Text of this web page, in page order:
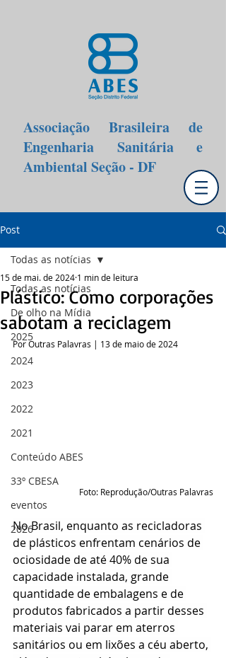
Associação Brasileira de
Engenharia Sanitária e
Ambiental Seção - DF
Post
Todas as notícias
De olho na Mídia
2025
2024
2023
2022
2021
Conteúdo ABES
33º CBESA
eventos
2026
Todas as notícias
Plástico: Como corporações
sabotam a reciclagem
15 de mai. de 2024 1 min de leitura
Por Outras Palavras | 13 de maio de 2024
Foto: Reprodução/Outras Palavras
No Brasil, enquanto as recicladoras
de plásticos enfrentam cenários de
ociosidade de até 40% de sua
capacidade instalada, grande
quantidade de embalagens e de
produtos fabricados a partir desses
materiais vai parar em aterros
sanitários ou em lixões a céu aberto,